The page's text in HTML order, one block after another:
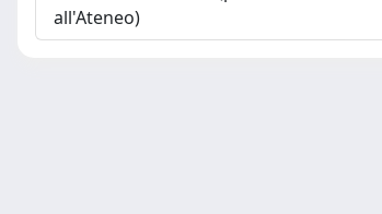
all'Ateneo)